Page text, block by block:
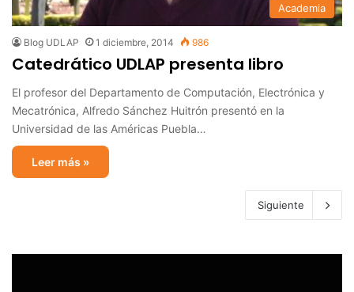
Academia
Blog UDLAP 1 diciembre, 2014 986
Catedrático UDLAP presenta libro
El profesor del Departamento de Computación, Electrónica y
Mecatrónica, Alfredo Sánchez Huitrón presentó en la
Universidad de las Américas Puebla…
Leer más »
Siguiente